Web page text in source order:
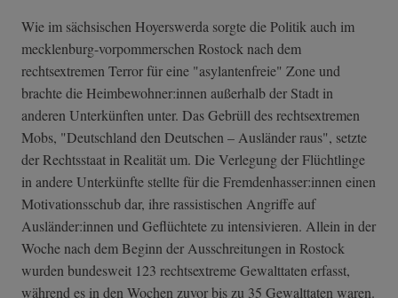
Wie im sächsischen Hoyerswerda sorgte die Politik auch im
mecklenburg-vorpommerschen Rostock nach dem
rechtsextremen Terror für eine "asylantenfreie" Zone und
brachte die Heimbewohner:innen außerhalb der Stadt in
anderen Unterkünften unter. Das Gebrüll des rechtsextremen
Mobs, "Deutschland den Deutschen – Ausländer raus", setzte
der Rechtsstaat in Realität um. Die Verlegung der Flüchtlinge
in andere Unterkünfte stellte für die Fremdenhasser:innen einen
Motivationsschub dar, ihre rassistischen Angriffe auf
Ausländer:innen und Geflüchtete zu intensivieren. Allein in der
Woche nach dem Beginn der Ausschreitungen in Rostock
wurden bundesweit 123 rechtsextreme Gewalttaten erfasst,
während es in den Wochen zuvor bis zu 35 Gewalttaten waren.